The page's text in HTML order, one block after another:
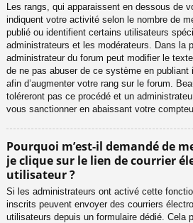
Les rangs, qui apparaissent en dessous de
indiquent votre activité selon le nombre de
publié ou identifient certains utilisateurs
administrateurs et les modérateurs. Dans la
administrateur du forum peut modifier le
de ne pas abuser de ce système en publiant
afin d’augmenter votre rang sur le forum.
toléreront pas ce procédé et un
vous sanctionner en abaissant votre
Pourquoi m’est-il demandé de
je clique sur le lien de courrier
utilisateur ?
Si les administrateurs ont activé cette
inscrits peuvent envoyer des courriers
utilisateurs depuis un formulaire dédié. Cela